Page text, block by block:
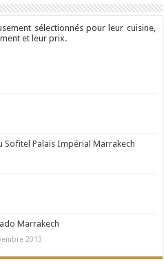
sélectionnés pour leur cuisine,
et leur prix.
Sofitel Palais Impérial Marrakech
Marrakech
2013